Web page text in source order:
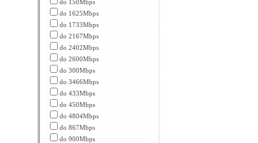
do 150Mbps
do 1625Mbps
do 1733Mbps
do 2167Mbps
do 2402Mbps
do 2600Mbps
do 300Mbps
do 3466Mbps
do 433Mbps
do 450Mbps
do 4804Mbps
do 867Mbps
do 900Mbps